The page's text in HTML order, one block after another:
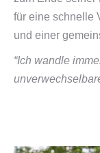
für eine schnelle
und einer
“Ich wandle